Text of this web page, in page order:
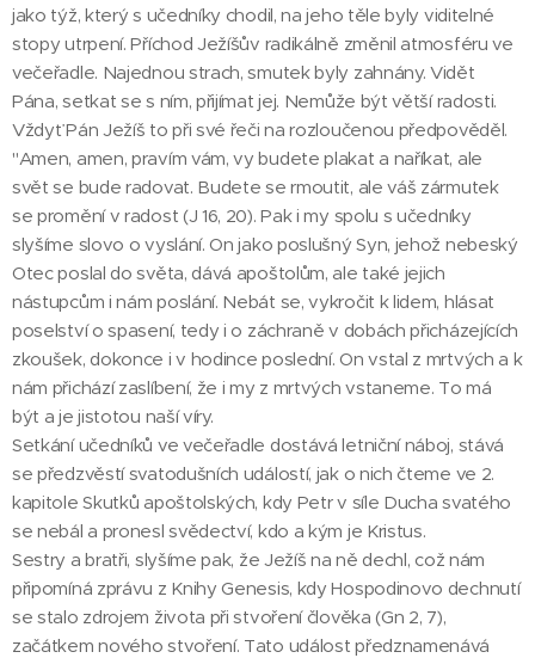
jako týž, který s učedníky chodil, na jeho těle byly viditelné
stopy utrpení. Příchod Ježíšův radikálně změnil atmosféru ve
večeřadle. Najednou strach, smutek byly zahnány. Vidět
Pána, setkat se s ním, přijímat jej. Nemůže být větší radosti.
Vždyť Pán Ježíš to při své řeči na rozloučenou předpověděl.
"Amen, amen, pravím vám, vy budete plakat a naříkat, ale
svět se bude radovat. Budete se rmoutit, ale váš zármutek
se promění v radost (J 16, 20). Pak i my spolu s učedníky
slyšíme slovo o vyslání. On jako poslušný Syn, jehož nebeský
Otec poslal do světa, dává apoštolům, ale také jejich
nástupcům i nám poslání. Nebát se, vykročit k lidem, hlásat
poselství o spasení, tedy i o záchraně v dobách přicházejících
zkoušek, dokonce i v hodince poslední. On vstal z mrtvých a k
nám přichází zaslíbení, že i my z mrtvých vstaneme. To má
být a je jistotou naší víry.
Setkání učedníků ve večeřadle dostává letniční náboj, stává
se předzvěstí svatodušních událostí, jak o nich čteme ve 2.
kapitole Skutků apoštolských, kdy Petr v síle Ducha svatého
se nebál a pronesl svědectví, kdo a kým je Kristus.
Sestry a bratři, slyšíme pak, že Ježíš na ně dechl, což nám
připomíná zprávu z Knihy Genesis, kdy Hospodinovo dechnutí
se stalo zdrojem života při stvoření člověka (Gn 2, 7),
začátkem nového stvoření. Tato událost předznamenává